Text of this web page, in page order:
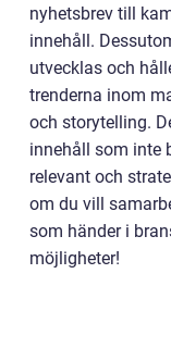
nyhetsbrev till
innehåll.
utvecklas och
trenderna inom
och storytelling.
innehåll som inte
relevant och
om du vill
som händer i
möjligheter!